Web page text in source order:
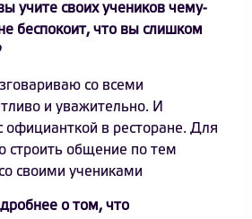
учите своих учеников чему-
беспокоит, что вы слишком
со всеми
и уважительно. И
официанткой в ресторане. Для
строить общение по тем
своими учениками
о том, что